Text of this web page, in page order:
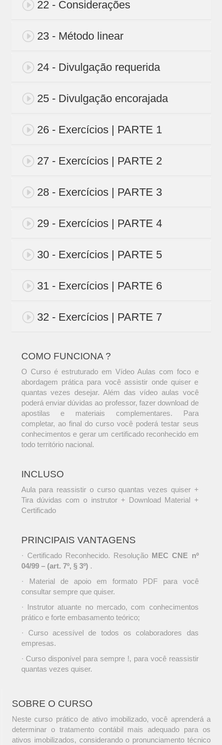
22 - Considerações
23 - Método linear
24 - Divulgação requerida
25 - Divulgação encorajada
26 - Exercícios | PARTE 1
27 - Exercícios | PARTE 2
28 - Exercícios | PARTE 3
29 - Exercícios | PARTE 4
30 - Exercícios | PARTE 5
31 - Exercícios | PARTE 6
32 - Exercícios | PARTE 7
COMO FUNCIONA ?
O Curso é estruturado em Vídeo Aulas com foco e
abordagem prática para você assistir onde quiser e
quantas vezes desejar. Além das vídeo aulas você
poderá enviar dúvidas ao professor, fazer download de
apostilas e materiais complementares. Para
completar, ao final do curso você poderá testar seus
conhecimentos e gerar um certificado reconhecido em
todo território nacional.
INCLUSO
Aula para reassistir o curso quantas vezes quiser +
Tira dúvidas com o instrutor + Download Material +
Certificado
PRINCIPAIS VANTAGENS
· Certificado Reconhecido. Resolução MEC CNE nº
04/99 – (art. 7º, § 3º) .
· Material de apoio em formato PDF para você
consultar sempre que quiser.
· Instrutor atuante no mercado, com conhecimentos
prático e forte embasamento teórico;
· Curso acessível de todos os colaboradores das
empresas.
· Curso disponível para sempre !, para você reassistir
quantas vezes quiser.
SOBRE O CURSO
Neste curso prático de ativo imobilizado, você aprenderá a
determinar o tratamento contábil mais adequado para os
ativos imobilizados, considerando o pronunciamento técnico